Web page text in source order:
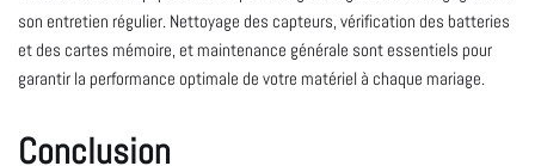
son entretien régulier. Nettoyage des capteurs, vérification des batteries
et des cartes mémoire, et maintenance générale sont essentiels pour
garantir la performance optimale de votre matériel à chaque mariage.
Conclusion